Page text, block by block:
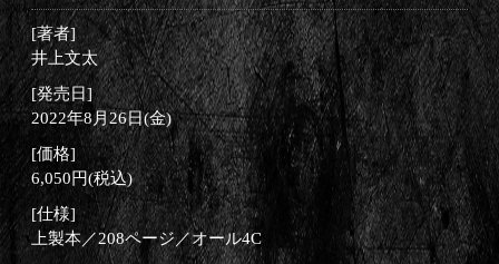
[著者]
井上文太
[発売日]
2022年8月26日(金)
[価格]
6,050円(税込)
[仕様]
上製本／208ページ／オール4C